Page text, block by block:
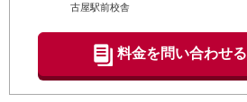
古屋駅前校舎
料金を問い合わせる